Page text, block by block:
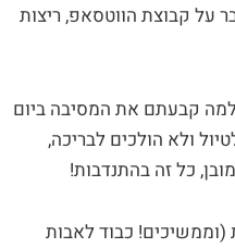
על קבוצת הווטסאפ, ריצות
למה קבעתם את המסיבה ביום
ולא הולכים לבריכה,
כל זה בהתנדבות!
כבוד לאבות